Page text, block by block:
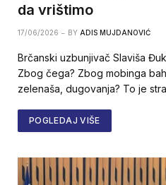
da vrištimo
17/06/2026 BY ADIS MUJDANOVIĆ
Brčanski uzbunjivač Slaviša
Zbog čega? Zbog mobinga
zelenaša, dugovanja? To je
POGLEDAJ VIŠE